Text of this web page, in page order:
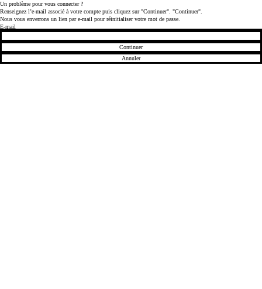
Un problème pour vous connecter ?
Renseignez l’e-mail associé à votre compte puis cliquez sur "Continuer". "Continuer".
Nous vous enverrons un lien par e-mail pour réinitialiser votre mot de passe.
Réinitialiser votre mot de passe avec votre e-mail
E-mail
Continuer
Annuler